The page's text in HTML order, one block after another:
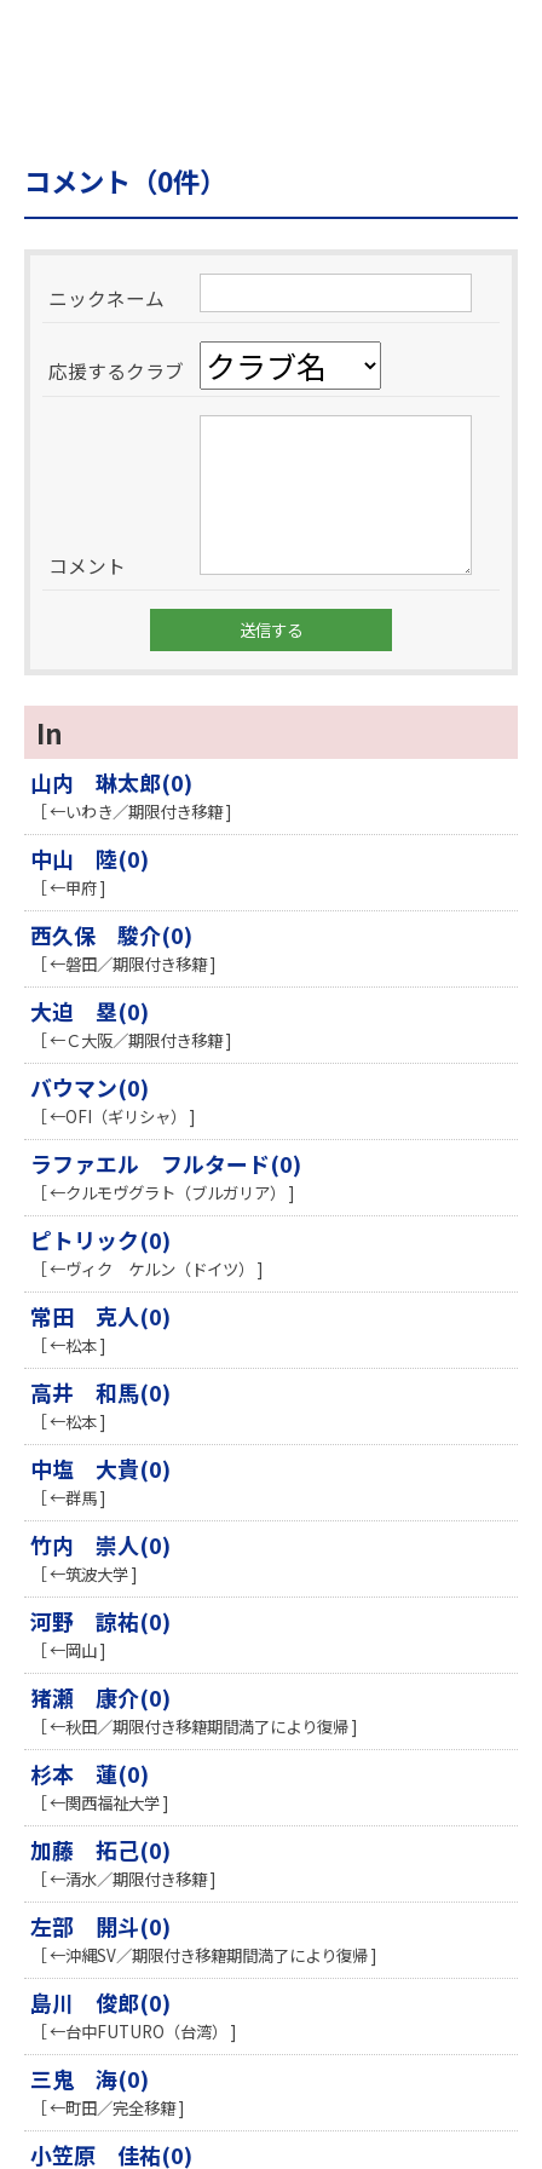
コメント（0件）
ニックネーム
応援するクラブ
コメント
In
山内 琳太郎(0)
［ ←いわき／期限付き移籍 ]
中山 陸(0)
［ ←甲府 ]
西久保 駿介(0)
［ ←磐田／期限付き移籍 ]
大迫 塁(0)
［ ←Ｃ大阪／期限付き移籍 ]
バウマン(0)
［ ←OFI（ギリシャ） ]
ラファエル フルタード(0)
［ ←クルモヴグラト（ブルガリア） ]
ピトリック(0)
［ ←ヴィク ケルン（ドイツ） ]
常田 克人(0)
［ ←松本 ]
高井 和馬(0)
［ ←松本 ]
中塩 大貴(0)
［ ←群馬 ]
竹内 崇人(0)
［ ←筑波大学 ]
河野 諒祐(0)
［ ←岡山 ]
猪瀬 康介(0)
［ ←秋田／期限付き移籍期間満了により復帰 ]
杉本 蓮(0)
［ ←関西福祉大学 ]
加藤 拓己(0)
［ ←清水／期限付き移籍 ]
左部 開斗(0)
［ ←沖縄SV／期限付き移籍期間満了により復帰 ]
島川 俊郎(0)
［ ←台中FUTURO（台湾） ]
三鬼 海(0)
［ ←町田／完全移籍 ]
小笠原 佳祐(0)